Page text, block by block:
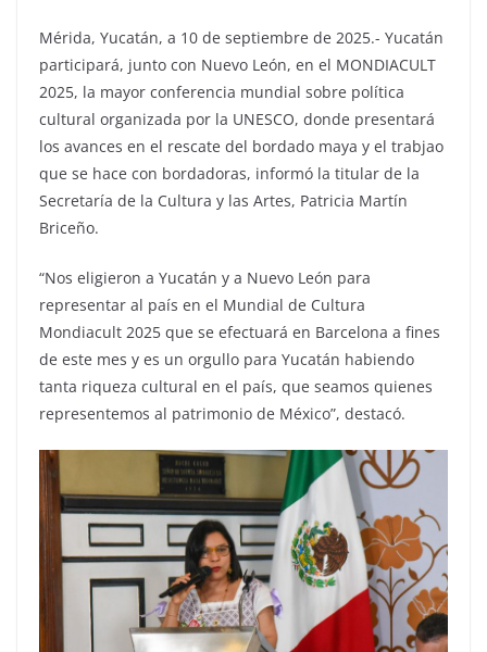
Mérida, Yucatán, a 10 de septiembre de 2025.- Yucatán
participará, junto con Nuevo León, en el MONDIACULT
2025, la mayor conferencia mundial sobre política
cultural organizada por la UNESCO, donde presentará
los avances en el rescate del bordado maya y el trabjao
que se hace con bordadoras, informó la titular de la
Secretaría de la Cultura y las Artes, Patricia Martín
Briceño.
“Nos eligieron a Yucatán y a Nuevo León para
representar al país en el Mundial de Cultura
Mondiacult 2025 que se efectuará en Barcelona a fines
de este mes y es un orgullo para Yucatán habiendo
tanta riqueza cultural en el país, que seamos quienes
representemos al patrimonio de México”, destacó.